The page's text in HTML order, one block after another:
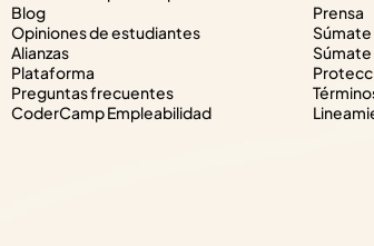
Blog
Opiniones de estudiantes
Alianzas
Plataforma
Preguntas frecuentes
CoderCamp Empleabilidad
Prensa
Súmate